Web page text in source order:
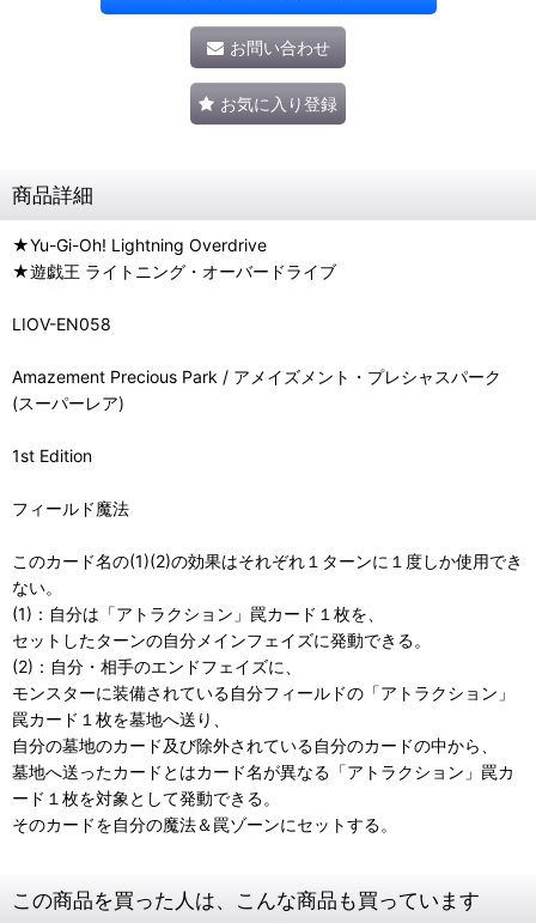
お問い合わせ
お気に入り登録
商品詳細
★Yu-Gi-Oh! Lightning Overdrive
★遊戯王 ライトニング・オーバードライブ
LIOV-EN058
Amazement Precious Park / アメイズメント・プレシャスパーク
(スーパーレア)
1st Edition
フィールド魔法
このカード名の(1)(2)の効果はそれぞれ１ターンに１度しか使用でき
ない。
(1)：自分は「アトラクション」罠カード１枚を、
セットしたターンの自分メインフェイズに発動できる。
(2)：自分・相手のエンドフェイズに、
モンスターに装備されている自分フィールドの「アトラクション」
罠カード１枚を墓地へ送り、
自分の墓地のカード及び除外されている自分のカードの中から、
墓地へ送ったカードとはカード名が異なる「アトラクション」罠カ
ード１枚を対象として発動できる。
そのカードを自分の魔法＆罠ゾーンにセットする。
この商品を買った人は、こんな商品も買っています